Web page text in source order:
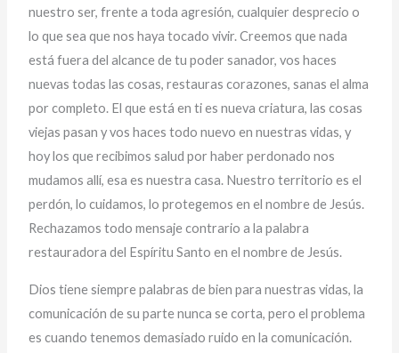
nuestro ser, frente a toda agresión, cualquier desprecio o
lo que sea que nos haya tocado vivir. Creemos que nada
está fuera del alcance de tu poder sanador, vos haces
nuevas todas las cosas, restauras corazones, sanas el alma
por completo. El que está en ti es nueva criatura, las cosas
viejas pasan y vos haces todo nuevo en nuestras vidas, y
hoy los que recibimos salud por haber perdonado nos
mudamos allí, esa es nuestra casa. Nuestro territorio es el
perdón, lo cuidamos, lo protegemos en el nombre de Jesús.
Rechazamos todo mensaje contrario a la palabra
restauradora del Espíritu Santo en el nombre de Jesús.
Dios tiene siempre palabras de bien para nuestras vidas, la
comunicación de su parte nunca se corta, pero el problema
es cuando tenemos demasiado ruido en la comunicación.